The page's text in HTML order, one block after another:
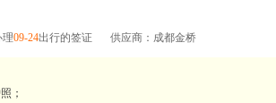
理09-24出行的签证 供应商：成都金桥
；